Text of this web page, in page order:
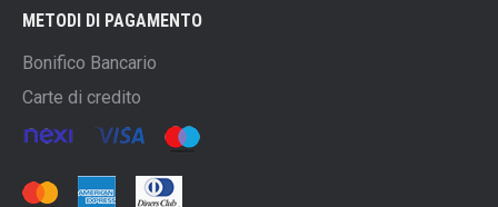
METODI DI PAGAMENTO
Bonifico Bancario
Carte di credito